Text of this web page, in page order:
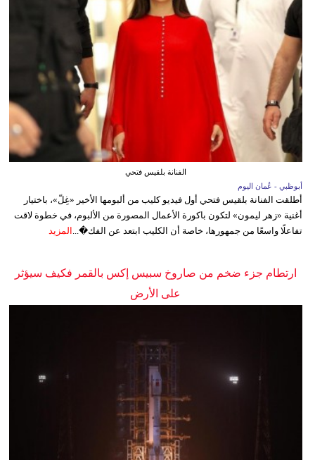
الفنانة بلقيس فتحي
أبوظبي - عُمان اليوم
أطلقت الفنانة بلقيس فتحي أول فيديو كليب من ألبومها الأخير «غِلّ»، باختيار
أغنية «زهر ليمون» لتكون باكورة الأعمال المصورة من الألبوم، في خطوة لاقت
تفاعلًا واسعًا من جمهورها، خاصة أن الكليب ابتعد عن الفك�...
المزيد
ارتطام جزء ضخم من صاروخ سبيس إكس بالقمر فكيف سيؤثر
على الأرض